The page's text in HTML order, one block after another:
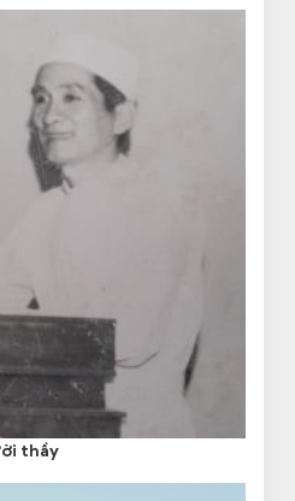
thầy